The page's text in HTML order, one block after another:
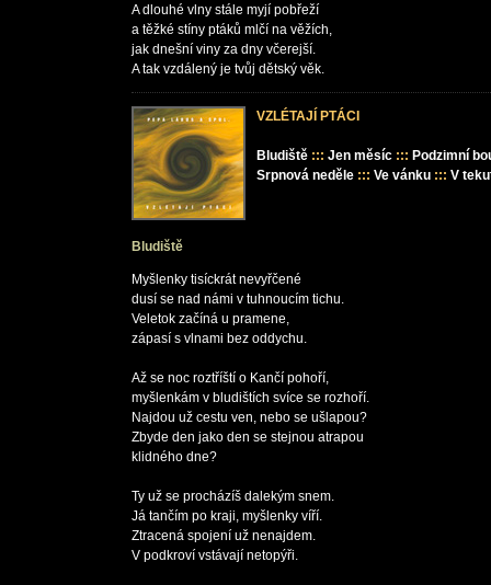
A dlouhé vlny stále myjí pobřeží
a těžké stíny ptáků mlčí na věžích,
jak dnešní viny za dny včerejší.
VZLÉTAJÍ PTÁCI
Bludiště ::: Jen měsíc ::: Podzimní
Srpnová neděle ::: Ve vánku ::: V
Bludiště
Myšlenky tisíckrát nevyřčené
dusí se nad námi v tuhnoucím tichu.
Veletok začíná u pramene,
zápasí s vlnami bez oddychu.
Až se noc roztříští o Kančí pohoří,
myšlenkám v bludištích svíce se rozhoří.
Najdou už cestu ven, nebo se ušlapou?
Zbyde den jako den se stejnou atrapou
klidného dne?
Ty už se procházíš dalekým snem.
Já tančím po kraji, myšlenky víří.
Ztracená spojení už nenajdem.
V podkroví vstávají netopýři.